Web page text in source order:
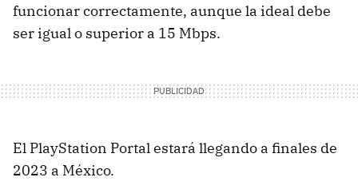
funcionar correctamente, aunque la ideal debe
ser igual o superior a 15 Mbps.
El PlayStation Portal estará llegando a finales de
2023 a México.